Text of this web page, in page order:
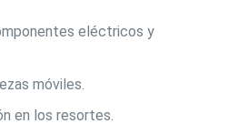
eléctricos y
móviles.
en los resortes.